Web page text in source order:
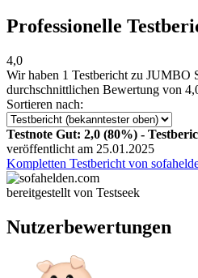
Professionelle
4,0
Wir haben 1 Testbericht zu JUMBO
durchschnittlichen Bewertung von
Sortieren nach:
Testnote Gut: 2,0 (80%) -
veröffentlicht am 25.01.2025
Kompletten Testbericht von
bereitgestellt von Testseek
Nutzerbewertungen